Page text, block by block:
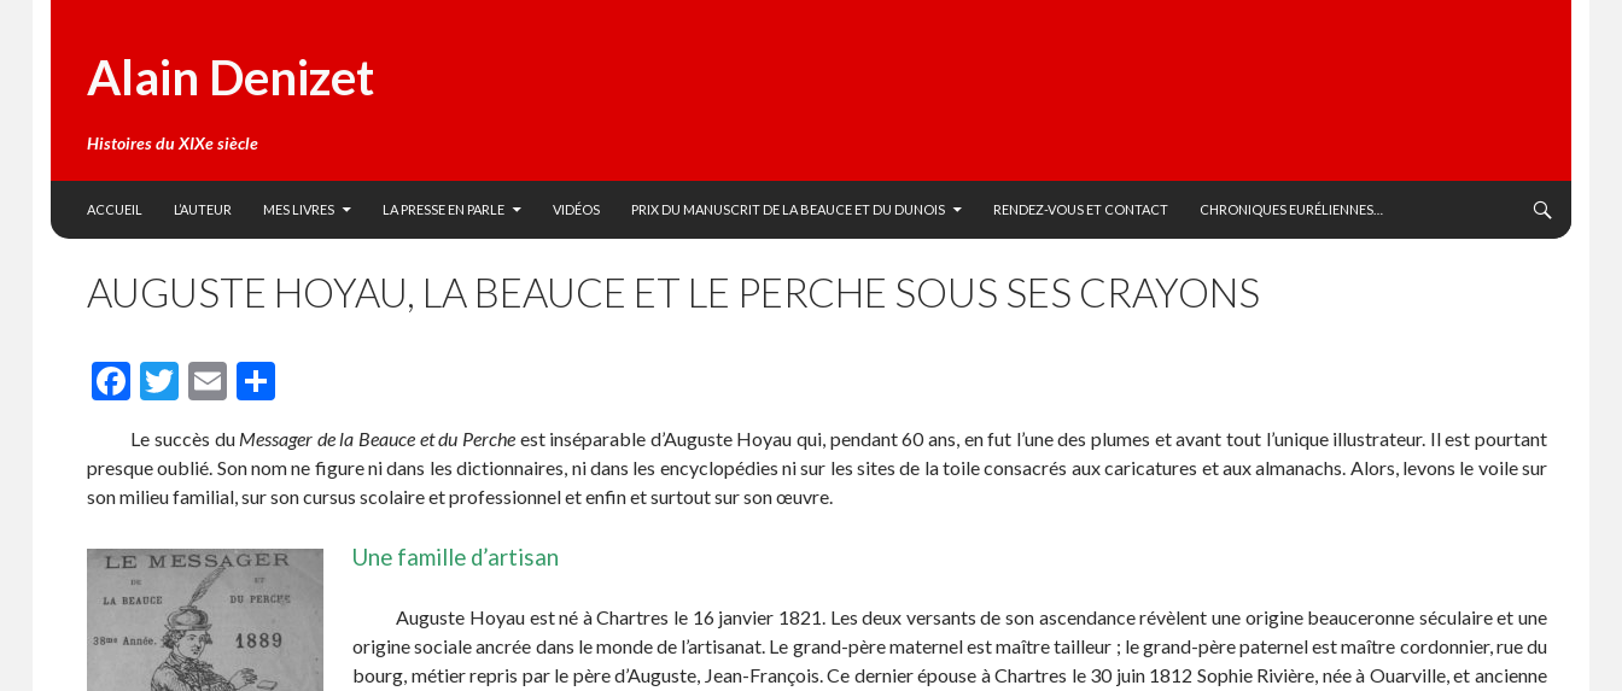
Alain Denizet
Histoires du XIXe siècle
ACCUEIL
L’AUTEUR MES LIVRES LA PRESSE EN PARLE VIDÉOS PRIX DU MANUSCRIT DE LA BEAUCE ET DU DUNOIS RENDEZ-VOUS ET CONTACT CHRONIQUES EURÉLIENNES…
AUGUSTE HOYAU, LA BEAUCE ET LE PERCHE SOUS SES CRAYONS
F
e
b
o
k
T
itt
er
E
ai
l
ta
g
Le succès du Messager de la Beauce et du Percheest inséparable d’Auguste Hoyau qui, pendant 60 ans, en fut l’une des plumes et avant tout l’unique illustrateur. Il est pourtant
presque oublié. Son nom ne figure ni dans les dictionnaires, ni dans les encyclopédies ni sur les sites de la toile consacrés aux caricatures et aux almanachs. Alors, levons le voile sur
son milieu familial, sur son cursus scolaire et professionnel et enfin et surtout sur son œuvre.
Une famille d’artisan
Auguste Hoyau est né à Chartres le 16 janvier 1821. Les deux versants de son ascendance révèlent une origine beauceronne séculaire et une
origine sociale ancrée dans le monde de l’artisanat. Le grand-père maternel est maître tailleur ; le grand-père paternel est maître cordonnier, rue du
bourg, métier repris par le père d’Auguste, Jean-François. Ce dernier épouse à Chartres le 30 juin 1812 Sophie Rivière, née à Ouarville, et ancienne